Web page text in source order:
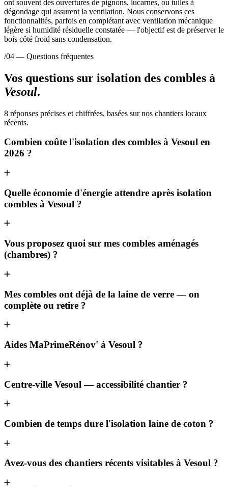
ont souvent des ouvertures de pignons, lucarnes, ou tuiles à
dégondage qui assurent la ventilation. Nous conservons ces
fonctionnalités, parfois en complétant avec ventilation mécanique
légère si humidité résiduelle constatée — l'objectif est de préserver le
bois côté froid sans condensation.
/04 — Questions fréquentes
Vos questions sur isolation des combles à
Vesoul.
8 réponses précises et chiffrées, basées sur nos chantiers locaux
récents.
Combien coûte l'isolation des combles à Vesoul en
2026 ?
Quelle économie d'énergie attendre après isolation
combles à Vesoul ?
Vous proposez quoi sur mes combles aménagés
(chambres) ?
Mes combles ont déjà de la laine de verre — on
complète ou retire ?
Aides MaPrimeRénov' à Vesoul ?
Centre-ville Vesoul — accessibilité chantier ?
Combien de temps dure l'isolation laine de coton ?
Avez-vous des chantiers récents visitables à Vesoul ?